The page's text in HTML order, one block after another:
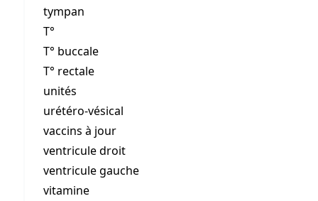
tympan
T°
T° buccale
T° rectale
unités
urétéro-vésical
vaccins à jour
ventricule droit
ventricule gauche
vitamine